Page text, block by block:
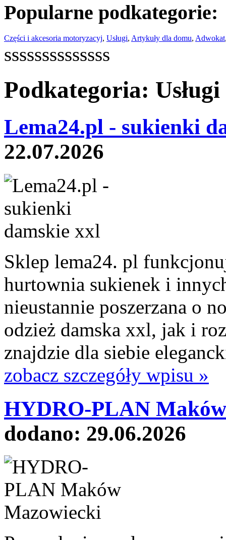
Popularne podkategorie:
Części i akcesoria motoryzacyj, Usługi, Artykuły dla domu, Adwokat
ssssssssssssss
Podkategoria:
Lema24.pl - sukienki
22.07.2026
Sklep lema24. pl
hurtownia sukienek i
nieustannie poszerzana o
odzież damska xxl, jak i
znajdzie dla siebie
zobacz szczegóły wpisu »
HYDRO-PLAN
dodano: 29.06.2026